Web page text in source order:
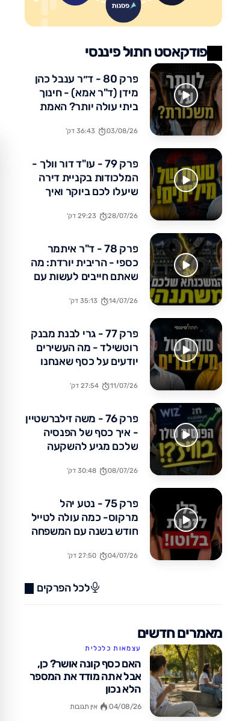
פודקאסט חתול פיננסי
פרק 80 - ד״ר ענבל כהן
מידן (ד"ר אמא) - חינוך
ביתי עולה יותר? האמת
עליה
03/08/26 36:43 דק'
פרק 79 - עו"ד דור וולך -
המלכודות בקניית דירה
שיעלו לכם ביוקר ואיך
28/07/26 29:23 דק'
פרק 78 - ד"ר איתמר
כספי - הריבית יורדת: מה
שאתם חייבים לעשות עם
14/07/26 35:13 דק'
פרק 77 - גרי לבנת מבנק
רוטשילד - מה העשירים
יודעים על כסף שאנחנו
11/07/26 27:54 דק'
פרק 76 - משה זילברשטיין
- איך כסף של הפנסיה
שלכם מגיע להשקעה
08/07/26 30:48 דק'
פרק 75 - נטע יהל
מרקוס- כמה עולה לטייל
חודש בשנה עם המשפחה
04/07/26 27:50 דק'
לכל הפרקים
מאמרים חדשים
עצמאות כלכלית
האם כסף קונה אושר? כן,
אבל אתה מודד את המספר
הלא נכון
04/08/26 אין תגובות